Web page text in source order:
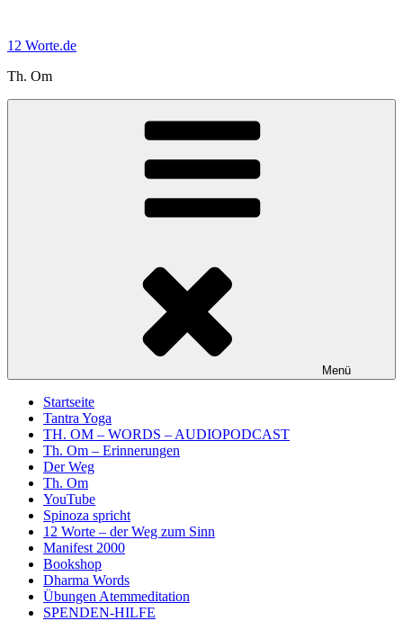
springen
12 Worte.de
Th. Om
Menü
Startseite
Tantra Yoga
TH. OM – WORDS – AUDIOPODCAST
Th. Om – Erinnerungen
Der Weg
Th. Om
YouTube
Spinoza spricht
12 Worte – der Weg zum Sinn
Manifest 2000
Bookshop
Dharma Words
Übungen Atemmeditation
SPENDEN-HILFE